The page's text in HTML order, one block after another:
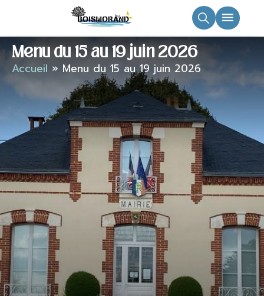
Menu du 15 au 19 juin 2026
Accueil » Menu du 15 au 19 juin 2026